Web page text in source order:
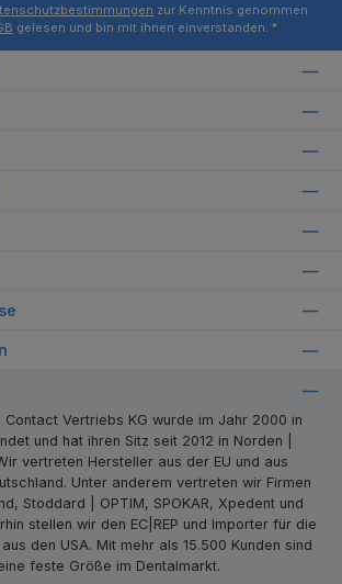
zur Kenntnis genommen
gelesen und bin mit ihnen einverstanden. *
Contact Vertriebs KG wurde im Jahr 2000 in
und hat ihren Sitz seit 2012 in Norden |
vertreten Hersteller aus der EU und aus
Unter anderem vertreten wir Firmen
Stoddard | OPTIM, SPOKAR, Xpedent und
stellen wir den EC|REP und Importer für die
den USA. Mit mehr als 15.500 Kunden sind
feste Größe im Dentalmarkt.